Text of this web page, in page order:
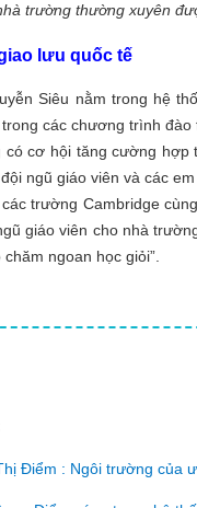
trường thường xuyên
lưu quốc tế
Siêu nằm trong hệ
các chương trình
có cơ hội tăng cường
ngũ giáo viên và các
trường Cambridge
giáo viên cho nhà
ngoan học giỏi”.
Điểm : Ngôi trường của